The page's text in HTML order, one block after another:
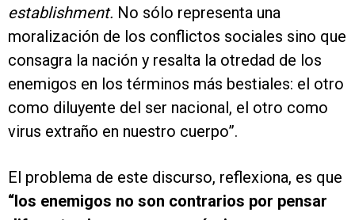
establishment. No sólo representa una
moralización de los conflictos sociales sino que
consagra la nación y resalta la otredad de los
enemigos en los términos más bestiales: el otro
como diluyente del ser nacional, el otro como
virus extraño en nuestro cuerpo”.
El problema de este discurso, reflexiona, es que
“los enemigos no son contrarios por pensar